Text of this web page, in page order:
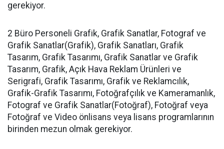
gerekiyor.
2 Büro Personeli Grafik, Grafik Sanatlar, Fotograf ve
Grafik Sanatlar(Grafik), Grafik Sanatları, Grafik
Tasarım, Grafik Tasarımı, Grafik Sanatlar ve Grafik
Tasarım, Grafik, Açık Hava Reklam Ürünleri ve
Serigrafi, Grafik Tasarımı, Grafik ve Reklamcılık,
Grafik-Grafik Tasarımı, Fotoğrafçılık ve Kameramanlık,
Fotograf ve Grafik Sanatlar(Fotoğraf), Fotoğraf veya
Fotoğraf ve Video önlisans veya lisans programlarının
birinden mezun olmak gerekiyor.